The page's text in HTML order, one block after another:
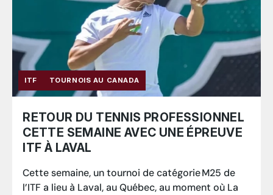
ITF TOURNOIS AU CANADA
RETOUR DU TENNIS PROFESSIONNEL
CETTE SEMAINE AVEC UNE ÉPREUVE
ITF À LAVAL
Cette semaine, un tournoi de catégorie M25 de
l’ITF a lieu à Laval, au Québec, au moment où La